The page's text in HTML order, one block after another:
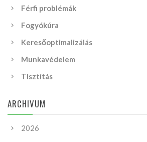
Férfi problémák
Fogyókúra
Keresőoptimalizálás
Munkavédelem
Tisztítás
ARCHIVUM
2026